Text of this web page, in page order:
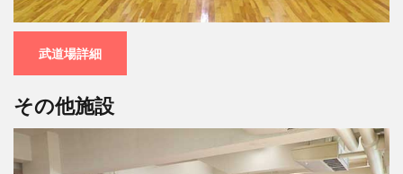
武道場詳細
その他施設